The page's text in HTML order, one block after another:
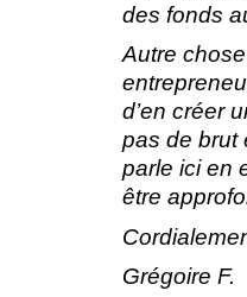
des fonds
Autre
d’en créer
pas de brut
parle ici en
être
Grégoire F.